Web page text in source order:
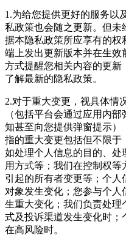
1.为给您提供更好的服务以
私政策也会随之更新。但未
据本隐私政策所应享有的权
端上发出更新版本并在生效
方式提醒您相关内容的更新
了解最新的隐私政策。
2.对于重大变更，视具体情
（包括平台会通过应用内
知甚至向您提供弹窗提示
指的重大变更包括但不限于
如处理个人信息的目的、处
用方式等；我们在控制权
引起的所有者变更等；个
对象发生变化；您参与个
生重大变化；我们负责处
式及投诉渠道发生变化时
在高风险时。